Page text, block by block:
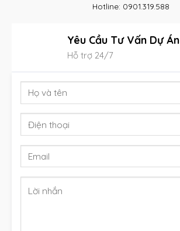
Hotline: 0901.319.588
Yêu Cầu Tư Vấn Dự Án
Hỗ trợ 24/7